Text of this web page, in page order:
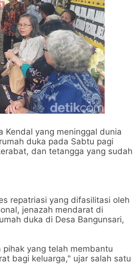
Kendal yang meninggal dunia
duka pada Sabtu pagi
dan tetangga yang sudah
repatriasi yang difasilitasi oleh
jenazah mendarat di
duka di Desa Bangunsari,
yang telah membantu
bagi keluarga," ujar salah satu